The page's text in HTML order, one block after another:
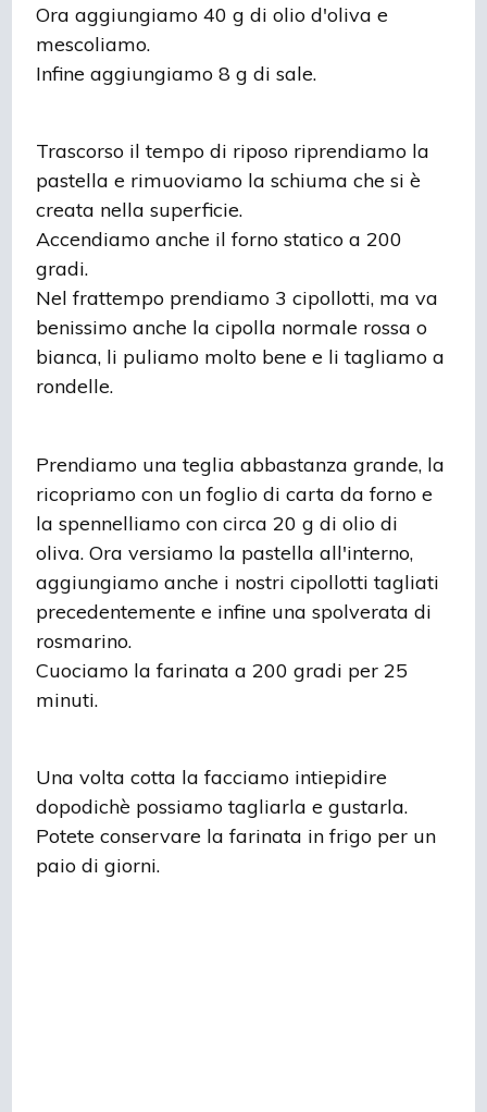
Ora aggiungiamo 40 g di olio d'oliva e
mescoliamo.
Infine aggiungiamo 8 g di sale.
Trascorso il tempo di riposo riprendiamo la
pastella e rimuoviamo la schiuma che si è
creata nella superficie.
Accendiamo anche il forno statico a 200
gradi.
Nel frattempo prendiamo 3 cipollotti, ma va
benissimo anche la cipolla normale rossa o
bianca, li puliamo molto bene e li tagliamo a
rondelle.
Prendiamo una teglia abbastanza grande, la
ricopriamo con un foglio di carta da forno e
la spennelliamo con circa 20 g di olio di
oliva. Ora versiamo la pastella all'interno,
aggiungiamo anche i nostri cipollotti tagliati
precedentemente e infine una spolverata di
rosmarino.
Cuociamo la farinata a 200 gradi per 25
minuti.
Una volta cotta la facciamo intiepidire
dopodichè possiamo tagliarla e gustarla.
Potete conservare la farinata in frigo per un
paio di giorni.